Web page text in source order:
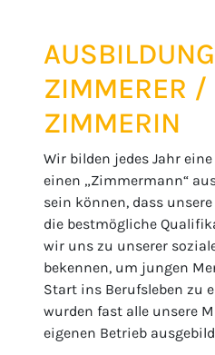
ZIMMERER /
ZIMMERIN
Wir bilden jedes Jahr
einen „Zimmermann“
sein können, dass
die bestmögliche
wir uns zu unserer
bekennen, um jungen
Start ins Berufsleben zu
wurden fast alle unsere
eigenen Betrieb